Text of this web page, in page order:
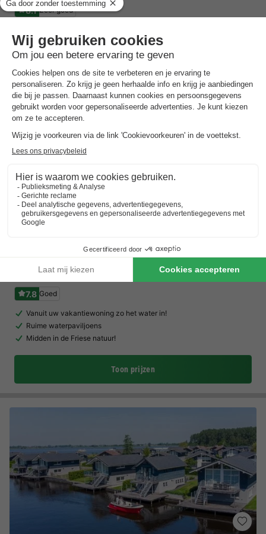
8.1 Zeer goed
Verwarmd binnenzwembad met sauna
Ideaal voor rustzoekers & natuurliefhebbers
Toon prijzen
Summio Waterpark Zwartkruis
Noardburgum
7.8 Goed
Vanuit uw vakantiewoning zo het water in!
Ruime waterpaviljoens
Midden in de Friese natuur!
Toon prijzen